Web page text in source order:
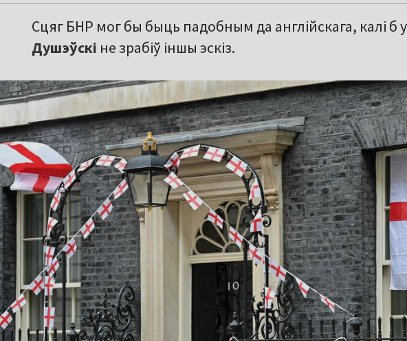
Сцяг БНР мог бы быць падобным да англійскага, калі б
Душэўскі не зрабіў іншы эскіз.